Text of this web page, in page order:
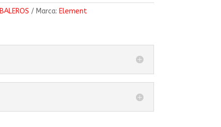
BALEROS Marca: Element